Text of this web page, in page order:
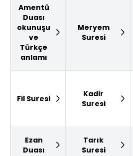
Amentü
Duası
okunuşu
ve
Türkçe
anlamı
Meryem
Suresi
Fil Suresi
Kadir
Suresi
Ezan
Duası
Tarık
Suresi